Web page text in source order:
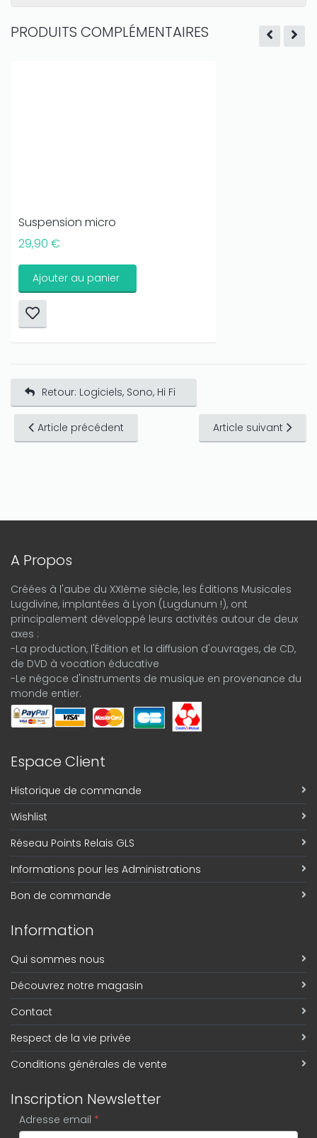
PRODUITS COMPLÉMENTAIRES
Suspension micro
29,90 €
Ajouter au panier
Retour: Logiciels, Sono, Hi Fi
Article précédent Article suivant
A Propos
Créées à l'aube du XXIème siècle, les Éditions Musicales
Lugdivine, implantées à Lyon (Lugdunum !), ont
principalement développé leurs activités autour de deux
axes :
-La production, l'Édition et la diffusion d'ouvrages, de CD,
de DVD à vocation éducative
-Le négoce d'instruments de musique en provenance du
monde entier.
Espace Client
Historique de commande
Wishlist
Réseau Points Relais GLS
Informations pour les Administrations
Bon de commande
Information
Qui sommes nous
Découvrez notre magasin
Contact
Respect de la vie privée
Conditions générales de vente
Inscription Newsletter
Adresse email *